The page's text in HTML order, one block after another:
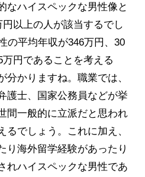
なハイスペックな男性像と
以上の人が該当するでし
の平均年収が346万円、30
円であることを考える
分かりますね。職業では、
護士、国家公務員などが挙
間一般的に立派だと思われ
るでしょう。これに加え、
り海外留学経験があったり
れハイスペックな男性であ